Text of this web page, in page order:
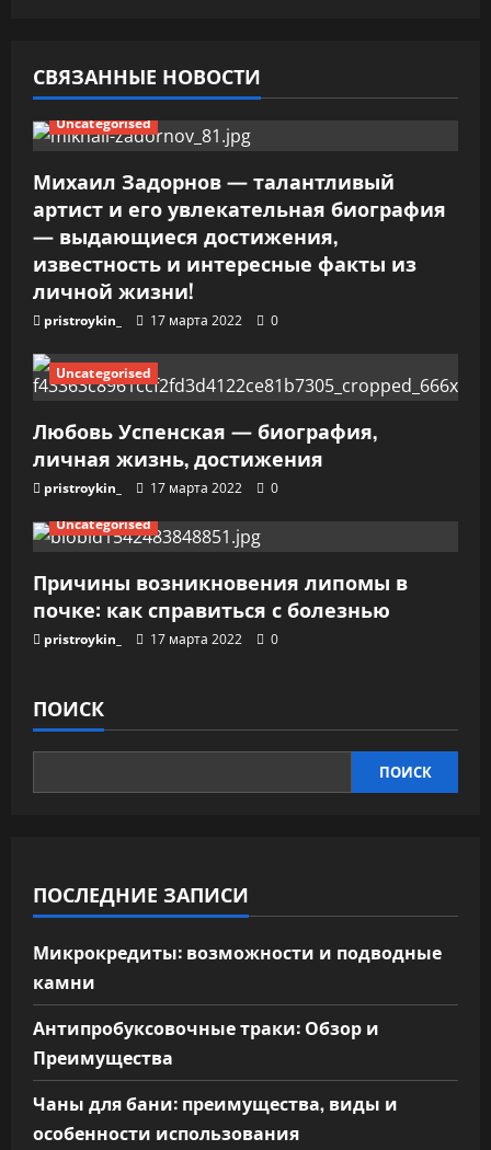
з
а
п
и
с
я
м
СВЯЗАННЫЕ НОВОСТИ
Uncategorised
Михаил Задорнов — талантливый
артист и его увлекательная биография
— выдающиеся достижения,
известность и интересные факты из
личной жизни!
pristroykin_ 17 марта 2022 0
Uncategorised
Любовь Успенская — биография,
личная жизнь, достижения
pristroykin_ 17 марта 2022
0
Uncategorised
Причины возникновения липомы в
почке: как справиться с болезнью
pristroykin_ 17 марта 2022 0
ПОИСК
ПОИСК
ПОСЛЕДНИЕ ЗАПИСИ
Микрокредиты: возможности и подводные
камни
Антипробуксовочные траки: Обзор и
Преимущества
Чаны для бани: преимущества, виды и
особенности использования